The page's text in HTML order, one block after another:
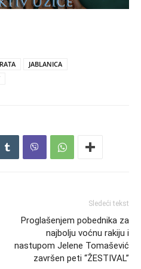
JABLANICA
Sledeći tekst
Proglašenjem pobednika za
najbolju voćnu rakiju i
nastupom Jelene Tomašević
završen peti “ŽESTIVAL”